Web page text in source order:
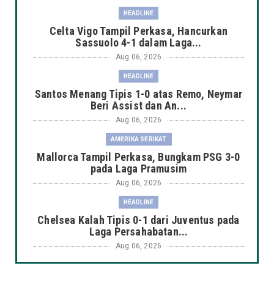
HEADLINE
Celta Vigo Tampil Perkasa, Hancurkan
Sassuolo 4-1 dalam Laga...
Aug 06, 2026
HEADLINE
Santos Menang Tipis 1-0 atas Remo, Neymar
Beri Assist dan An...
Aug 06, 2026
AMERIKA SERIKAT
Mallorca Tampil Perkasa, Bungkam PSG 3-0
pada Laga Pramusim
Aug 06, 2026
HEADLINE
Chelsea Kalah Tipis 0-1 dari Juventus pada
Laga Persahabatan...
Aug 06, 2026
HEADLINE